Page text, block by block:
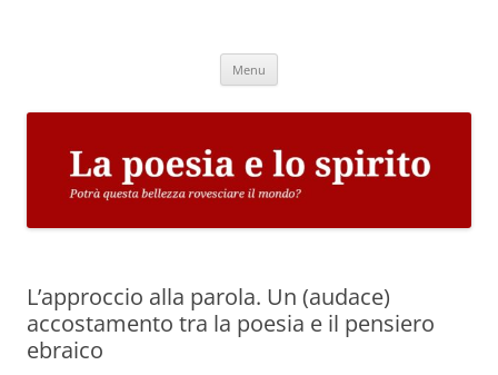
Menu
L’approccio alla parola. Un (audace)
accostamento tra la poesia e il pensiero
ebraico